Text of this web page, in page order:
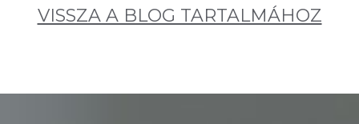
VISSZA A BLOG TARTALMÁHOZ